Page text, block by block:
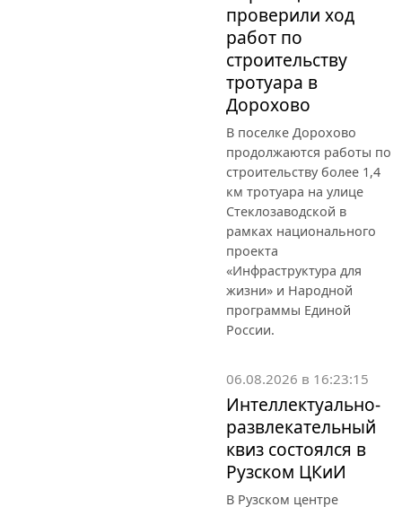
проверили ход
работ по
строительству
тротуара в
Дорохово
В поселке Дорохово
продолжаются работы по
строительству более 1,4
км тротуара на улице
Стеклозаводской в
рамках национального
проекта
«Инфраструктура для
жизни» и Народной
программы Единой
России.
06.08.2026 в 16:23:15
Интеллектуально-
развлекательный
квиз состоялся в
Рузском ЦКиИ
В Рузском центре